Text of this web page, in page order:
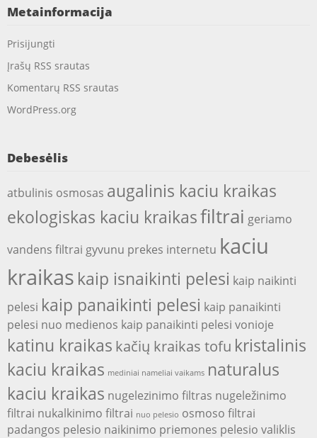
Metainformacija
Prisijungti
Įrašų RSS srautas
Komentarų RSS srautas
WordPress.org
Debesėlis
atbulinis osmosas augalinis kaciu kraikas
ekologiskas kaciu kraikasfiltrai geriamo
vandens filtrai gyvunu prekes internetu kaciu
kraikas kaip isnaikinti pelesi kaip naikinti
pelesi kaip panaikinti pelesi kaip panaikinti
pelesi nuo medienos kaip panaikinti pelesi vonioje
katinu kraikas kačių kraikas tofu kristalinis
kaciu kraikas mediniai nameliai vaikams naturalus
kaciu kraikas nugelezinimo filtras nugeležinimo
filtrai nukalkinimo filtrai nuo pelesio osmoso filtrai
padangos pelesio naikinimo priemones pelesio valiklis